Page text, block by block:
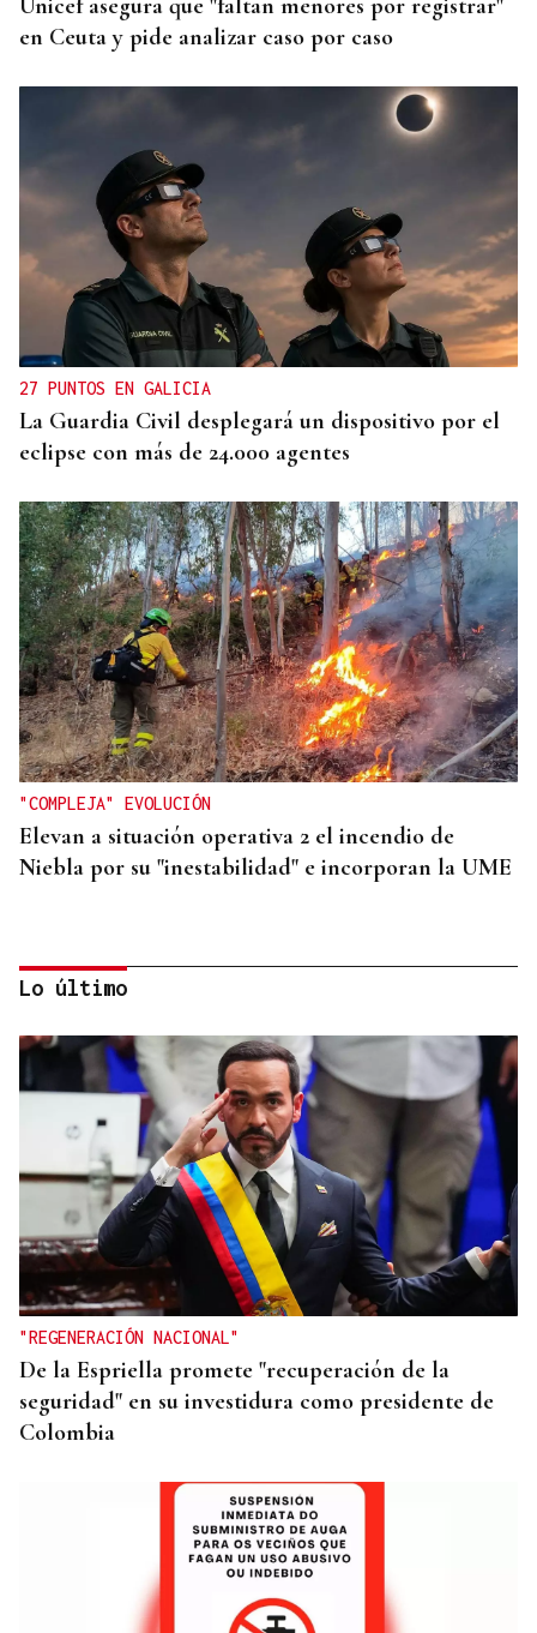
Unicef asegura que "faltan menores por registrar"
en Ceuta y pide analizar caso por caso
27 PUNTOS EN GALICIA
La Guardia Civil desplegará un dispositivo por el
eclipse con más de 24.000 agentes
"COMPLEJA" EVOLUCIÓN
Elevan a situación operativa 2 el incendio de
Niebla por su "inestabilidad" e incorporan la UME
VACACIONES
Formentera, refugio de lujo discreto en el
Mediterráneo
Lo último
"REGENERACIÓN NACIONAL"
De la Espriella promete "recuperación de la
seguridad" en su investidura como presidente de
Colombia